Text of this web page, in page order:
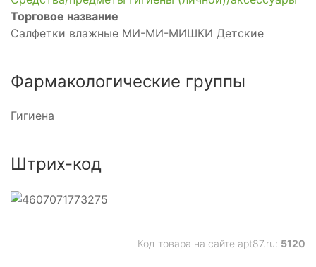
Торговое название
Салфетки влажные МИ-МИ-МИШКИ Детские
Фармакологические группы
Гигиена
Штрих-код
Код товара на сайте apt87.ru: 5120